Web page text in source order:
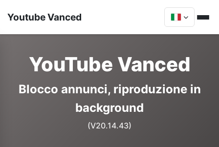
Youtube Vanced
YouTube Vanced
Blocco annunci, riproduzione in
background
(V20.14.43)